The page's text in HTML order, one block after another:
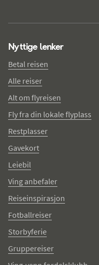
Nyttige lenker
Betal reisen
Alle reiser
Alt om flyreisen
Fly fra din lokale flyplass
Restplasser
Gavekort
Leiebil
Ving anbefaler
Reiseinspirasjon
Fotballreiser
Storbyferie
Gruppereiser